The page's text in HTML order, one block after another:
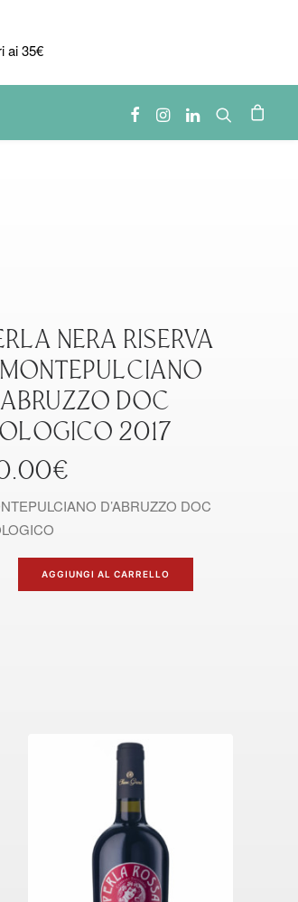
ai 35€
NERA RISERVA
DOC
2017
€
D’ABRUZZO DOC
AGGIUNGI AL CARRELLO